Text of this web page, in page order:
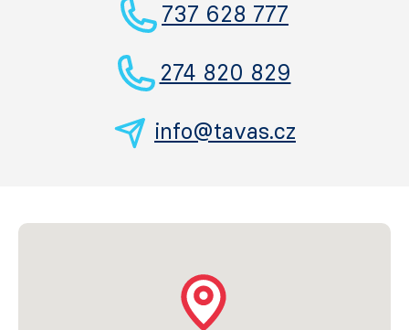
737 628 777
274 820 829
info@tavas.cz